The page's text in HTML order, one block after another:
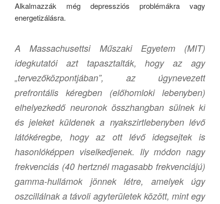
Alkalmazzák még depressziós problémákra vagy
energetizálásra.
A Massachusettsi Műszaki Egyetem (MIT)
idegkutatói azt tapasztalták, hogy az agy
„tervezőközpontjában”, az úgynevezett
prefrontális kéregben (előhomloki lebenyben)
elhelyezkedő neuronok összhangban sülnek ki
és jeleket küldenek a nyakszirtlebenyben lévő
látókéregbe, hogy az ott lévő idegsejtek is
hasonlóképpen viselkedjenek. Ily módon nagy
frekvenciás (40 hertznél magasabb frekvenciájú)
gamma-hullámok jönnek létre, amelyek úgy
oszcillálnak a távoli agyterületek között, mint egy